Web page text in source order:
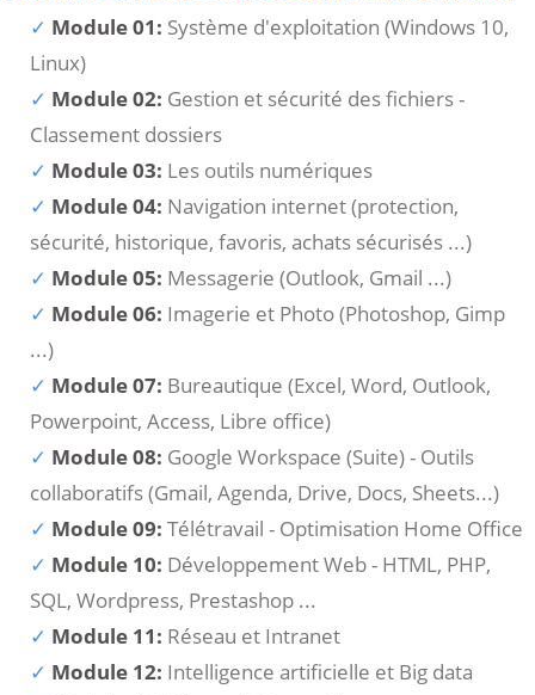
Module 01: Système d'exploitation (Windows 10,
Linux)
Module 02: Gestion et sécurité des fichiers -
Classement dossiers
Module 03: Les outils numériques
Module 04: Navigation internet (protection,
sécurité, historique, favoris, achats sécurisés ...)
Module 05: Messagerie (Outlook, Gmail ...)
Module 06: Imagerie et Photo (Photoshop, Gimp
...)
Module 07: Bureautique (Excel, Word, Outlook,
Powerpoint, Access, Libre office)
Module 08: Google Workspace (Suite) - Outils
collaboratifs (Gmail, Agenda, Drive, Docs, Sheets...)
Module 09: Télétravail - Optimisation Home Office
Module 10: Développement Web - HTML, PHP,
SQL, Wordpress, Prestashop ...
Module 11: Réseau et Intranet
Module 12: Intelligence artificielle et Big data